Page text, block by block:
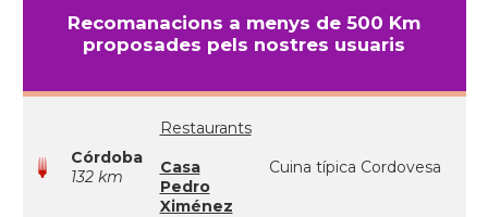
Recomanacions a menys de 500 Km
proposades pels nostres usuaris
Córdoba
132 km
Restaurants
Casa
Pedro
Ximénez
Cuina típica Cordovesa